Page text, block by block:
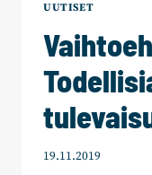
UUTISET
19.11.2019